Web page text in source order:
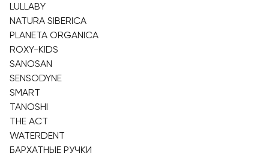
LULLABY
NATURA SIBERICA
PLANETA ORGANICA
ROXY-KIDS
SANOSAN
SENSODYNE
SMART
TANOSHI
THE ACT
WATERDENT
БАРХАТНЫЕ РУЧКИ